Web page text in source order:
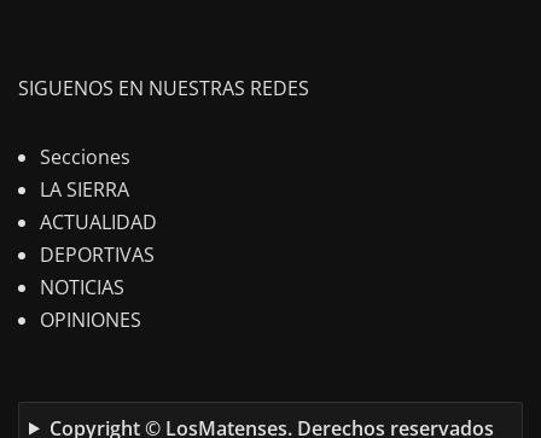
SIGUENOS EN NUESTRAS REDES
Secciones
LA SIERRA
ACTUALIDAD
DEPORTIVAS
NOTICIAS
OPINIONES
Copyright © LosMatenses. Derechos reservados